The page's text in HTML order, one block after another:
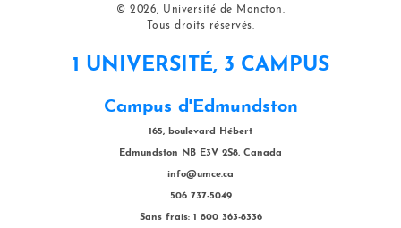
© 2026, Université de Moncton.
Tous droits réservés.
1 UNIVERSITÉ, 3 CAMPUS
Campus d'Edmundston
165, boulevard Hébert
Edmundston NB E3V 2S8, Canada
info@umce.ca
506 737-5049
Sans frais: 1 800 363-8336